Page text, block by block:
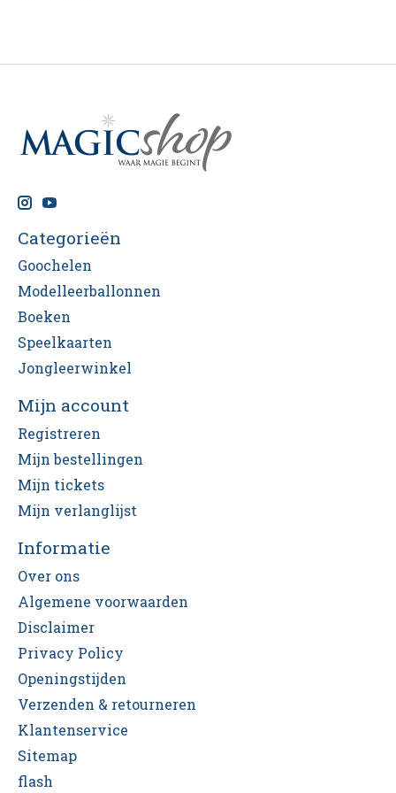
Categorieën
Goochelen
Modelleerballonnen
Boeken
Speelkaarten
Jongleerwinkel
Mijn account
Registreren
Mijn bestellingen
Mijn tickets
Mijn verlanglijst
Informatie
Over ons
Algemene voorwaarden
Disclaimer
Privacy Policy
Openingstijden
Verzenden & retourneren
Klantenservice
Sitemap
flash